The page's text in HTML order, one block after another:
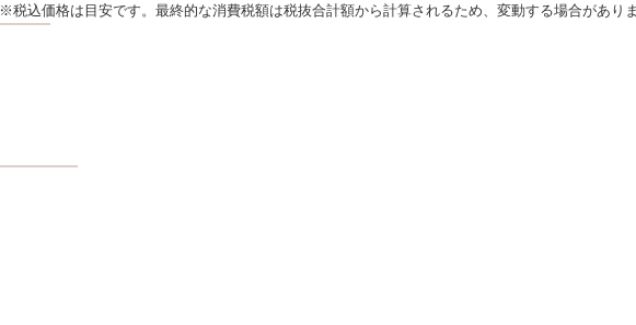
※税込価格は目安です。最終的な消費税額は税抜合計額から計算されるため、変動する場合があり